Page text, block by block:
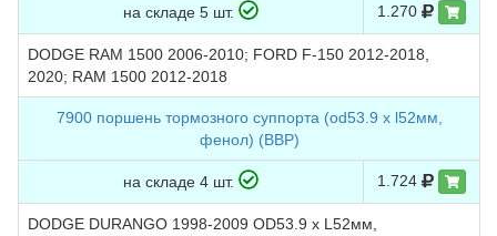
на складе 5 шт. 1.270
DODGE RAM 1500 2006-2010; FORD F-150 2012-2018,
2020; RAM 1500 2012-2018
7900 поршень тормозного суппорта (od53.9 х l52мм,
фенол) (BBP)
на складе 4 шт. 1.724
DODGE DURANGO 1998-2009 OD53.9 х L52мм,